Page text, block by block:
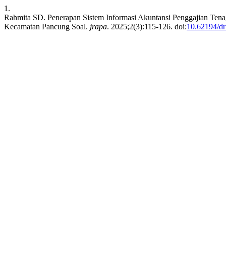
1.
Rahmita SD. Penerapan Sistem Informasi Akuntansi Penggajian
Kecamatan Pancung Soal. jrapa. 2025;2(3):115-126. doi:10.62194/